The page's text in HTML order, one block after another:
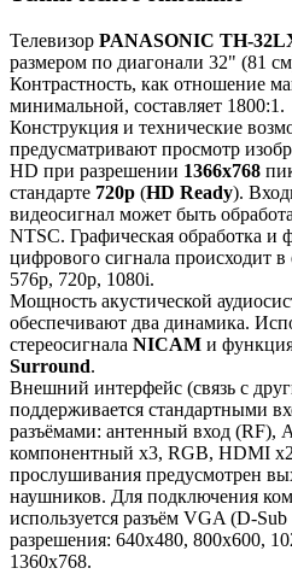
Телевизор PANASONIC TH-
размером по диагонали 32" (81
Контрастность, как отношение
минимальной, составляет 1800:1.
Конструкция и технические
предусматривают просмотр
HD при разрешении 1366x768
стандарте 720p (HD Ready).
видеосигнал может быть
NTSC. Графическая обработка и
цифрового сигнала происходит в
576p, 720p, 1080i.
Мощность акустической
обеспечивают два динамика.
стереосигнала NICAM и
Surround.
Внешний интерфейс (связь с
поддерживается стандартными
разъёмами: антенный вход (RF),
компонентный x3, RGB, HDMI
прослушивания предусмотрен
наушников. Для подключения
используется разъём VGA (D-
разрешения: 640x480, 800x600,
1360x768.